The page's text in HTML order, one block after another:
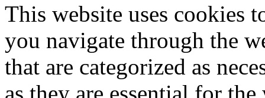
This website uses cookies
you navigate through the
that are categorized as
as they are essential for